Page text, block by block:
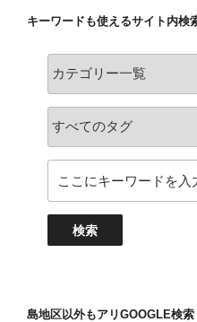
キーワードも使えるサイト内検
島地区以外もアリGOOGLE検索